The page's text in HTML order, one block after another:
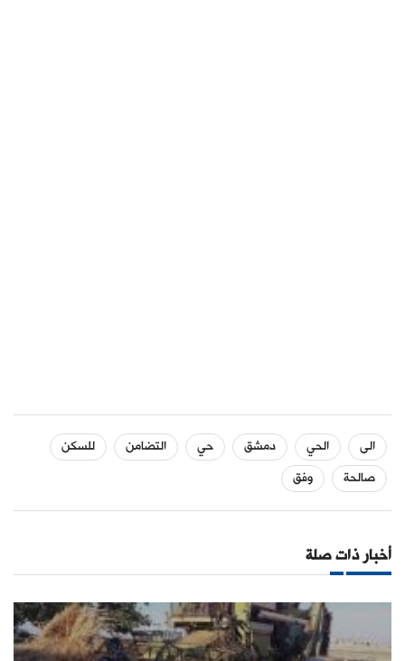
الى الحي دمشق حي التضامن
للسكن
صالحة
وفق
أخبار ذات صلة